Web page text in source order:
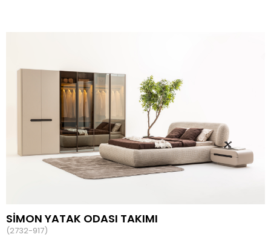
SİMON YATAK ODASI TAKIMI
(2732-917)